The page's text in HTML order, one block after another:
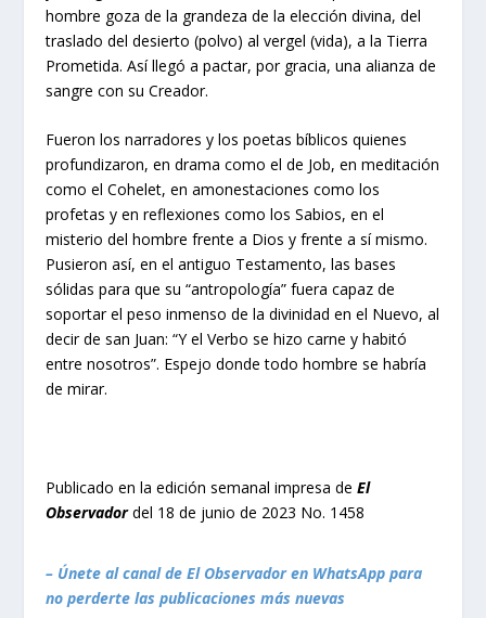
hombre goza de la grandeza de la elección divina, del
traslado del desierto (polvo) al vergel (vida), a la Tierra
Prometida. Así llegó a pactar, por gracia, una alianza de
sangre con su Creador.
Fueron los narradores y los poetas bíblicos quienes
profundizaron, en drama como el de Job, en meditación
como el Cohelet, en amonestaciones como los
profetas y en reflexiones como los Sabios, en el
misterio del hombre frente a Dios y frente a sí mismo.
Pusieron así, en el antiguo Testamento, las bases
sólidas para que su “antropología” fuera capaz de
soportar el peso inmenso de la divinidad en el Nuevo, al
decir de san Juan: “Y el Verbo se hizo carne y habitó
entre nosotros”. Espejo donde todo hombre se habría
de mirar.
Publicado en la edición semanal impresa deEl
Observadordel 18 de junio de 2023 No. 1458
– Únete al canal de El Observador en WhatsApp para
no perderte las publicaciones más nuevas